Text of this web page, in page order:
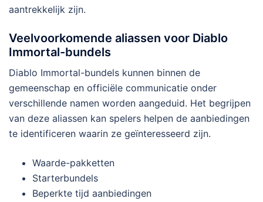
aantrekkelijk zijn.
Veelvoorkomende aliassen voor Diablo
Immortal-bundels
Diablo Immortal-bundels kunnen binnen de
gemeenschap en officiële communicatie onder
verschillende namen worden aangeduid. Het begrijpen
van deze aliassen kan spelers helpen de aanbiedingen
te identificeren waarin ze geïnteresseerd zijn.
Waarde-pakketten
Starterbundels
Beperkte tijd aanbiedingen